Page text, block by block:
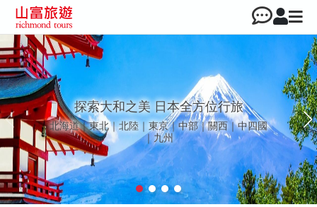
漫遊春夏歐洲
鬱金香花季 | 景觀列車 | 中世紀古堡｜峽灣